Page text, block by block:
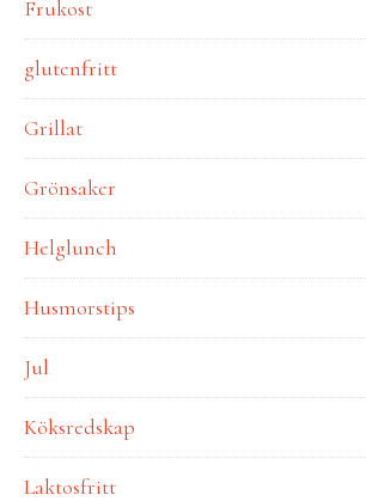
Frukost
glutenfritt
Grillat
Grönsaker
Helglunch
Husmorstips
Jul
Köksredskap
Laktosfritt